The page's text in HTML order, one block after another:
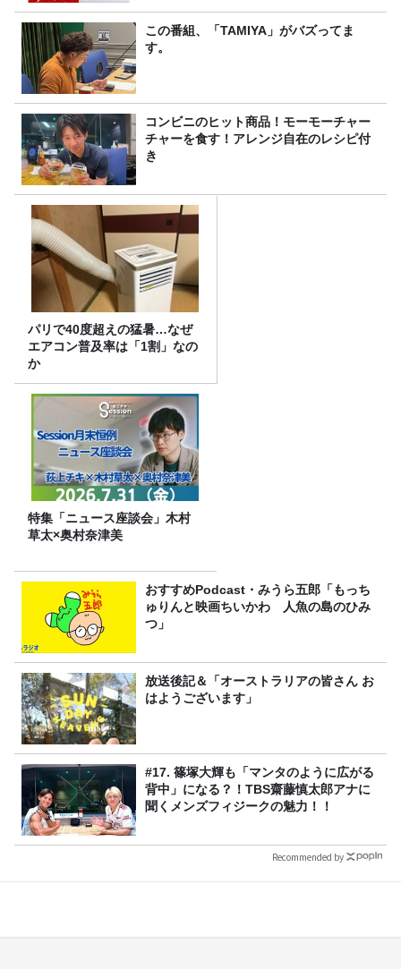
この番組、「TAMIYA」がバズってま
す。
コンビニのヒット商品！モーモーチャー
チャーを食す！アレンジ自在のレシピ付
き
パリで40度超えの猛暑…なぜ
エアコン普及率は「1割」なの
か
特集「ニュース座談会」木村
草太×奥村奈津美
おすすめPodcast・みうら五郎「もっち
ゅりんと映画ちいかわ 人魚の島のひみ
つ」
放送後記＆「オーストラリアの皆さん お
はようございます」
#17. 篠塚大輝も「マンタのように広がる
背中」になる？！TBS齋藤慎太郎アナに
聞くメンズフィジークの魅力！！
Recommended by